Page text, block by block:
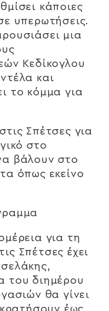
κάποιες
υπερωτήσεις.
μια
Κεδίκογλου
και
το κόμμα για
Σπέτσες για
στο
βάλουν στο
όπως εκείνο
για τη
Σπέτσες έχει
του διημέρου
θα γίνει
έως